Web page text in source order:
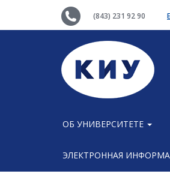
(843) 231 92 90
ОБ УНИВЕРСИТЕТЕ
ЭЛЕКТРОННАЯ